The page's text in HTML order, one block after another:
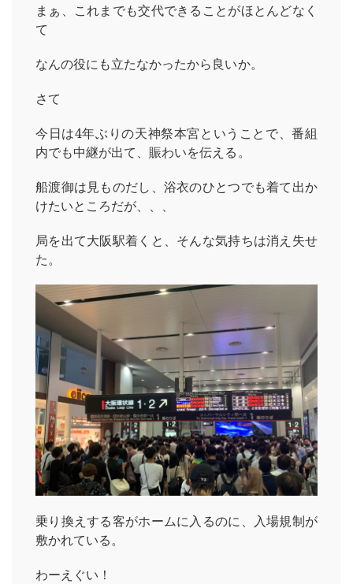
まぁ、これまでも交代できることがほとんどなく
て
なんの役にも立たなかったから良いか。
さて
今日は4年ぶりの天神祭本宮ということで、番組
内でも中継が出て、賑わいを伝える。
船渡御は見ものだし、浴衣のひとつでも着て出か
けたいところだが、、、
局を出て大阪駅着くと、そんな気持ちは消え失せ
た。
乗り換えする客がホームに入るのに、入場規制が
敷かれている。
わーえぐい！